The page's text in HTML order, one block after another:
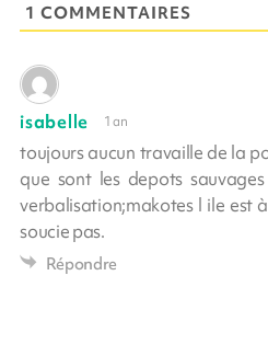
1 COMMENTAIRES
isabelle 1 an
toujours aucun travaille de la
que sont les depots
verbalisation;makotes l ile est
soucie pas.
Répondre